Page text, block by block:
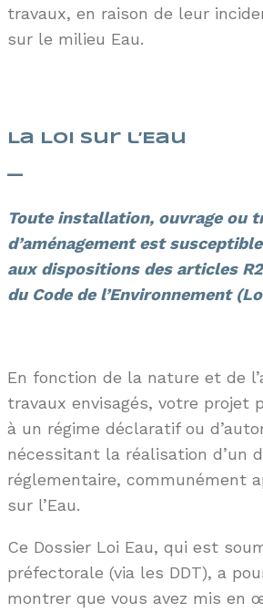
travaux, en raison de leur
sur le milieu Eau.
La Loi sur l’Eau
—
Toute installation, ouvrage ou
d’aménagement est
aux dispositions des articles
du Code de l’Environnement
En fonction de la nature et de
travaux envisagés, votre projet
à un régime déclaratif ou
nécessitant la réalisation d’un
réglementaire, communément
sur l’Eau.
Ce Dossier Loi Eau, qui est
préfectorale (via les DDT), a
montrer que vous avez mis en